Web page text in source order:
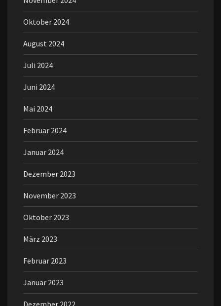
Oktober 2024
August 2024
Juli 2024
Juni 2024
Mai 2024
Februar 2024
Januar 2024
Dezember 2023
November 2023
Oktober 2023
März 2023
Februar 2023
Januar 2023